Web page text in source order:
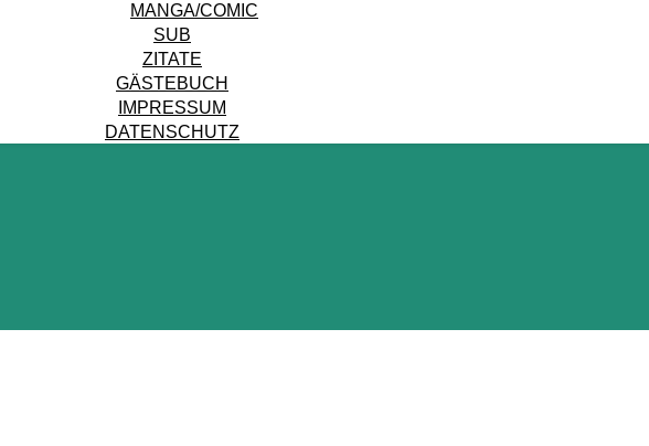
MANGA/COMIC
SUB
ZITATE
GÄSTEBUCH
IMPRESSUM
DATENSCHUTZ